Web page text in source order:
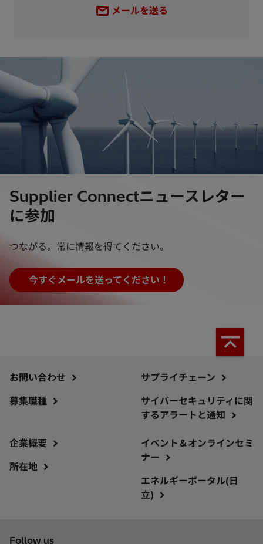
メールを送る
Supplier Connectニュースレター
に参加
つながる。常に情報を得てください。
今すぐメールを送ってください！
お問い合わせ
募集職種
サプライチェーン
サイバーセキュリティに関
するアラートと通知
企業概要
所在地
イベント＆オンラインセミ
ナー
エネルギーポータル(日
立)
Follow us